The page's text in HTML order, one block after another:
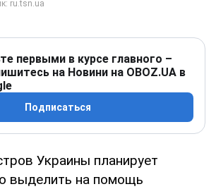
первыми в курсе главного –
на Новини на OBOZ.UA в
Подписаться
Украины планирует
выделить на помощь